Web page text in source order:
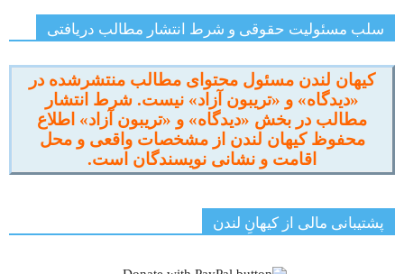
سلب مسئولیت حقوقی و شرط انتشار مطالب دریافتی
کیهان لندن مسئول محتوای مطالب منتشرشده در
«دیدگاه» و «تریبون آزاد» نیست. شرط انتشار
مطالب در بخش «دیدگاه» و «تریبون آزاد» اطلاع
محفوظ کیهان لندن از مشخصات واقعی و محل
اقامت و نشانی نویسندگان است.
پشتیبانی مالی از کیهانِ لندن